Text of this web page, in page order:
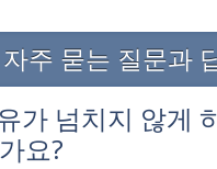
주 묻는 질문과
가 넘치지 않게
요?